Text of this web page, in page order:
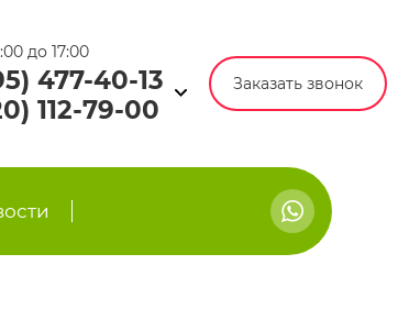
до 17:00
477-40-13
112-79-00
Заказать звонок